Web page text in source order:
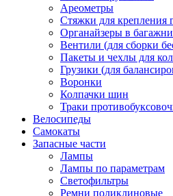
Ареометры
Стяжки для крепления
Органайзеры в
Вентили (для сборки
Пакеты и чехлы для
Грузики (для
Воронки
Колпачки шин
Траки
Велосипеды
Самокаты
Запасные части
Лампы
Лампы по параметрам
Светофильтры
Ремни поликлиновые